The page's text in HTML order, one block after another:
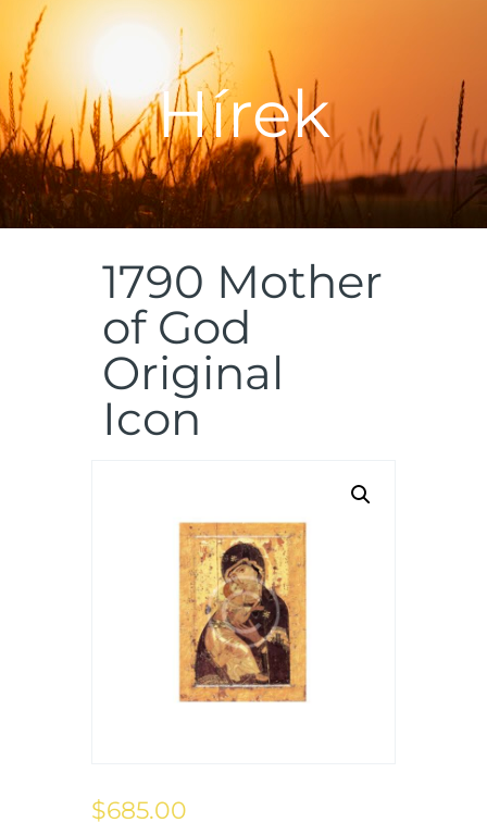
Hírek
1790 Mother
of God
Original
Icon
RÓLUNK
MISEREND
SZENTSÉGEK
HITOKTATÁS
KÖZÖSSÉGEK
PROGRAMOK
KAPCSOLAT
$685.00